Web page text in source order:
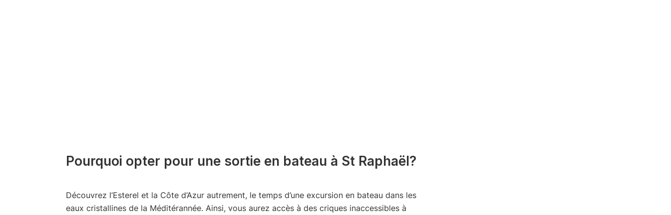
Pourquoi opter pour une sortie en bateau à St Raphaël?
Découvrez l’Esterel et la Côte d’Azur autrement, le temps d’une excursion en bateau dans les
eaux cristallines de la Méditérannée. Ainsi, vous aurez accès à des criques inaccessibles à